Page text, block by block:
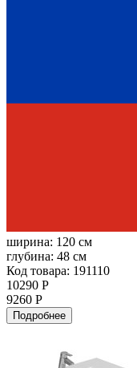
ширина: 120 см
глубина: 48 см
Код товара: 191110
10290 Р
9260 Р
Подробнее